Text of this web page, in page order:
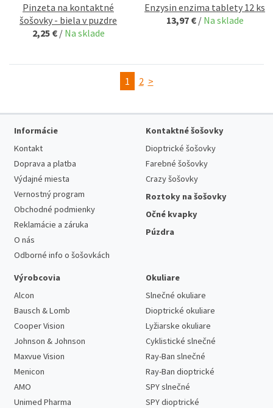
Pinzeta na kontaktné
šošovky - biela v puzdre
2,25 € / Na sklade
Enzysin enzima tablety 12 ks
13,97 € / Na sklade
1 2 >
Informácie
Kontakt
Doprava a platba
Výdajné miesta
Vernostný program
Obchodné podmienky
Reklamácie a záruka
O nás
Odborné info o šošovkách
Kontaktné šošovky
Dioptrické šošovky
Farebné šošovky
Crazy šošovky
Roztoky na šošovky
Očné kvapky
Púzdra
Výrobcovia
Alcon
Bausch & Lomb
Cooper Vision
Johnson & Johnson
Maxvue Vision
Menicon
AMO
Unimed Pharma
Okuliare
Slnečné okuliare
Dioptrické okuliare
Lyžiarske okuliare
Cyklistické slnečné
Ray-Ban slnečné
Ray-Ban dioptrické
SPY slnečné
SPY dioptrické